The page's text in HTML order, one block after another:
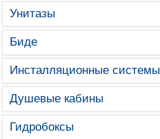
Унитазы
Биде
Инсталляционные системы
Душевые кабины
Гидробоксы